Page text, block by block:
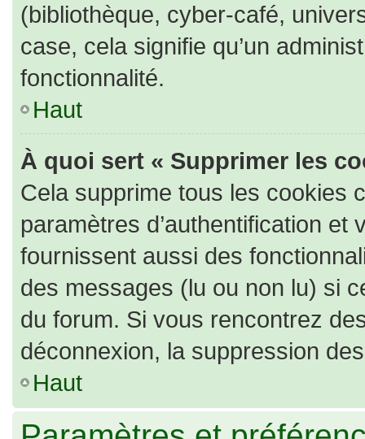
(bibliothèque, cyber-café,
case, cela signifie qu’un
fonctionnalité.
Haut
À quoi sert « Supprimer les
Cela supprime tous les cookies
paramètres d’authentification
fournissent aussi des
des messages (lu ou non lu) si
du forum. Si vous rencontrez
déconnexion, la suppression
Haut